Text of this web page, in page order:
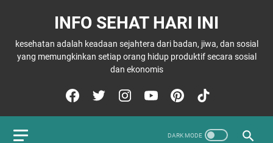
INFO SEHAT HARI INI
kesehatan adalah keadaan sejahtera dari badan, jiwa, dan sosial
yang memungkinkan setiap orang hidup produktif secara sosial
dan ekonomis